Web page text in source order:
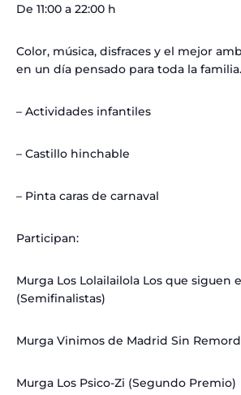
De 11:00 a 22:00 h
Color, música, disfraces y el mejor
en un día pensado para toda la familia.
– Actividades infantiles
– Castillo hinchable
– Pinta caras de carnaval
Participan:
Murga Los Lolailailola Los que siguen
(Semifinalistas)
Murga Vinimos de Madrid Sin
Murga Los Psico-Zi (Segundo Premio)